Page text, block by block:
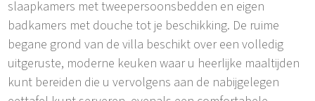
slaapkamers met tweepersoonsbedden en eigen
badkamers met douche tot je beschikking. De ruime
begane grond van de villa beschikt over een volledig
uitgeruste, moderne keuken waar u heerlijke maaltijden
kunt bereiden die u vervolgens aan de nabijgelegen